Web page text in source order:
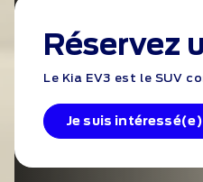
Réservez
Le Kia EV3 est le SUV
Je suis intéressé(e)